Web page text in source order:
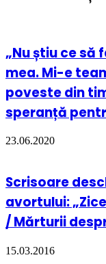
„Nu știu ce să
mea. Mi-e
poveste din
speranță
23.06.2020
Scrisoare
avortului:
/ Mărturii
15.03.2016